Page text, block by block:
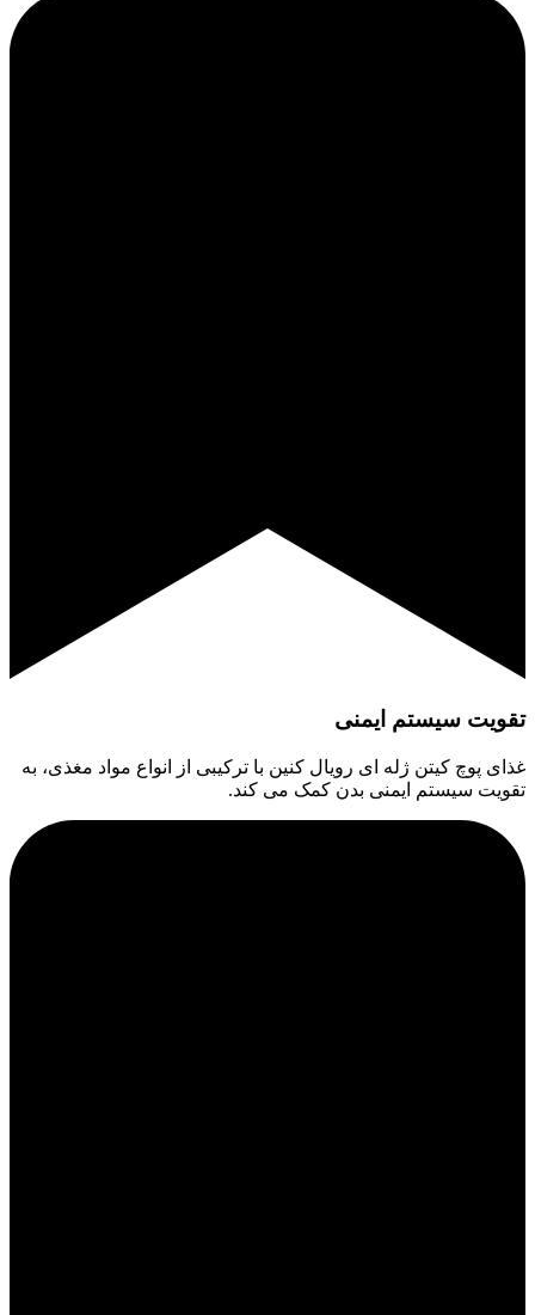
تقویت سیستم ایمنی
غذای پوچ کیتن ژله ای رویال کنین با ترکیبی از انواع مواد مغذی، به
تقویت سیستم ایمنی بدن کمک می کند.